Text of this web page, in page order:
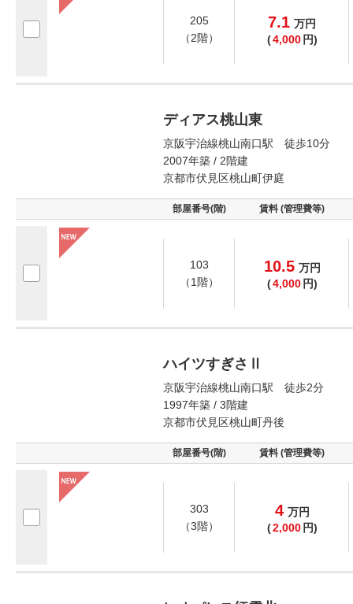
205
（2階）
7.1 万円
(4,000 円)
ディアス桃山東
京阪宇治線桃山南口駅 徒歩10分
2007年築 / 2階建
京都市伏見区桃山町伊庭
部屋番号(階) 賃料 (管理費等)
103
（1階）
10.5 万円
(4,000 円)
ハイツすぎさⅡ
京阪宇治線桃山南口駅 徒歩2分
1997年築 / 3階建
京都市伏見区桃山町丹後
部屋番号(階) 賃料 (管理費等)
303
（3階）
4 万円
(2,000 円)